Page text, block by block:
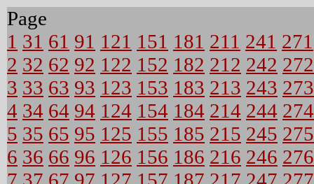
Page
1 31 61 91 121 151 181 211 241 271
2 32 62 92 122 152 182 212 242 272
3 33 63 93 123 153 183 213 243 273
4 34 64 94 124 154 184 214 244 274
5 35 65 95 125 155 185 215 245 275
6 36 66 96 126 156 186 216 246 276